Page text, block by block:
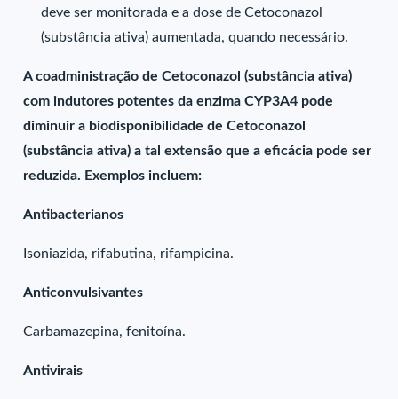
deve ser monitorada e a dose de Cetoconazol
(substância ativa) aumentada, quando necessário.
A coadministração de Cetoconazol (substância ativa)
com indutores potentes da enzima CYP3A4 pode
diminuir a biodisponibilidade de Cetoconazol
(substância ativa) a tal extensão que a eficácia pode ser
reduzida. Exemplos incluem:
Antibacterianos
Isoniazida, rifabutina, rifampicina.
Anticonvulsivantes
Carbamazepina, fenitoína.
Antivirais